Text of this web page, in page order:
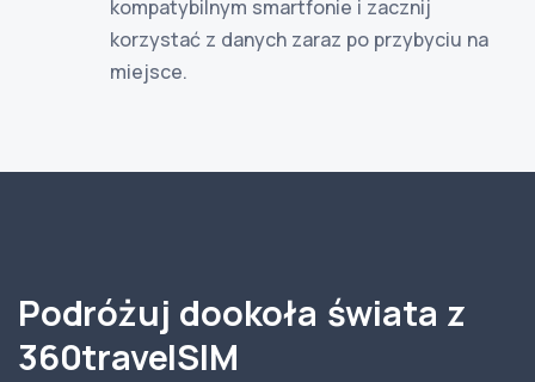
kompatybilnym smartfonie i zacznij
korzystać z danych zaraz po przybyciu na
miejsce.
Podróżuj dookoła świata z
360travelSIM